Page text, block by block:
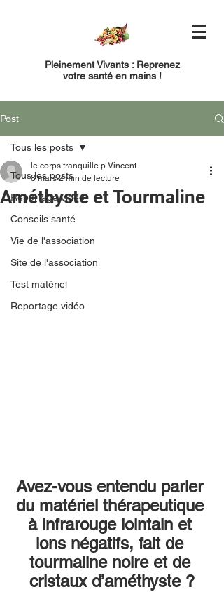
Pleinement Vivants : Reprenez
votre santé en mains !
Post
Tous les posts
Reportage vidéo
Conseils santé
Vie de l'association
Site de l'association
Test matériel
Reportage vidéo
Tous les posts
Améthyste et Tourmaline
le corps tranquille p.Vincent
8 mars 2 min de lecture
Avez-vous entendu parler
du matériel thérapeutique
à infrarouge lointain et
ions négatifs, fait de
tourmaline noire et de
cristaux d’améthyste ?